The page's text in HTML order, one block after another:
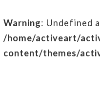
Warning: Undefined
/home/activeart/
content/themes/